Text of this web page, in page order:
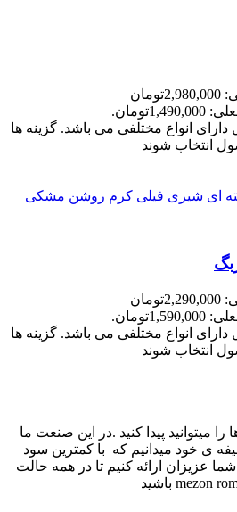
قیمت اصلی: 2,980,000تومان
انواع مختلفی می باشد. گزینه ها
انتخاب شوند
ای شیری فیلی کرم روشن مشکی
قیمت اصلی: 2,290,000تومان
انواع مختلفی می باشد. گزینه ها
انتخاب شوند
میتوانید پیدا کنید .در این صنعت ما
ی خود میدانیم که با کمترین سود
شما عزیزان ارائه کنیم تا در همه حالت